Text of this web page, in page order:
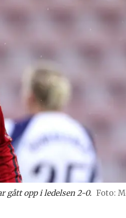
gått opp i ledelsen 2-0.